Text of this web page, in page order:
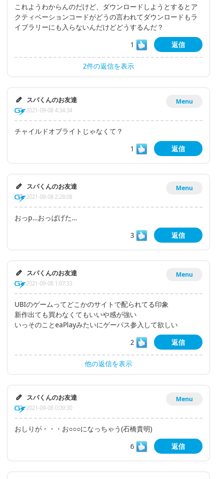
これようわからんのだけど、ダウンロードしようとするとア
クティベーションコードがどうの言われてダウンロードもラ
イブラリーにも入らないんだけどどうするんだ？
1
返信
2件の返信を表示
Menu
スパくんのお友達
2021-09-08 4:34:34
チャイルドオブライトじゃなくて？
1
返信
Menu
スパくんのお友達
2021-09-08 2:28:08
おっp…おっぱげた…
3
返信
Menu
スパくんのお友達
2021-09-08 1:07:33
UBIのゲームってどこかのサイトで配られてる印象
新作出ても買わなくてもいいや感が強い
いっそのことeaPlayみたいにゲーパス参入して欲しい
2
返信
他の返信を表示
Menu
スパくんのお友達
2021-09-08 0:09:30
おしりが・・・お○○○になっちゃう(石橋貴明)
6
返信